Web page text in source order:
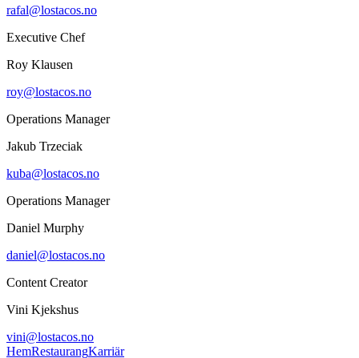
rafal@lostacos.no
Executive Chef
Roy Klausen
roy@lostacos.no
Operations Manager
Jakub Trzeciak
kuba@lostacos.no
Operations Manager
Daniel Murphy
daniel@lostacos.no
Content Creator
Vini Kjekshus
vini@lostacos.no
HemRestaurangKarriär